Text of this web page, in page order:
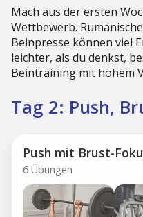
Mach aus der ersten
Wettbewerb.
Beinpresse können viel
leichter, als du denkst,
Beintraining mit hohem
Tag 2: Push,
Push mit Brust-
6 Übungen